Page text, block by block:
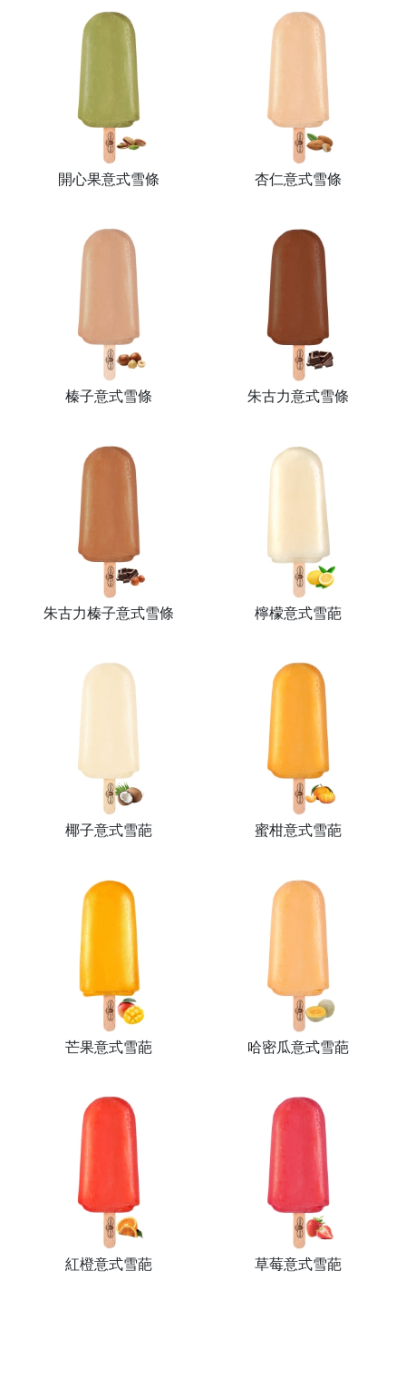
開心果意式雪條 杏仁意式雪條
榛子意式雪條 朱古力意式雪條
朱古力榛子意式雪條 檸檬意式雪葩
椰子意式雪葩 蜜柑意式雪葩
芒果意式雪葩 哈密瓜意式雪葩
紅橙意式雪葩 草莓意式雪葩